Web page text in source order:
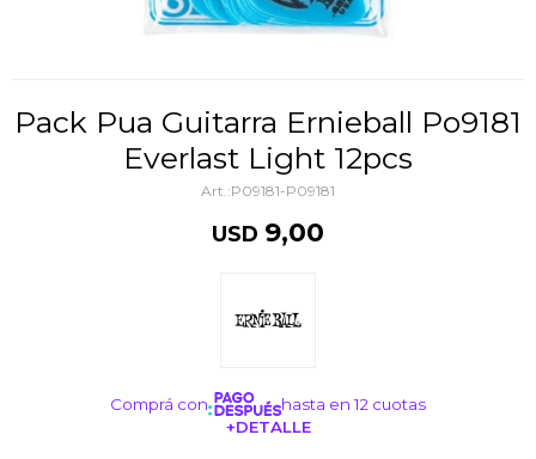
Pack Pua Guitarra Ernieball Po9181
Everlast Light 12pcs
P09181-P09181
USD 9,00
Comprá con
hasta en 12 cuotas
+DETALLE